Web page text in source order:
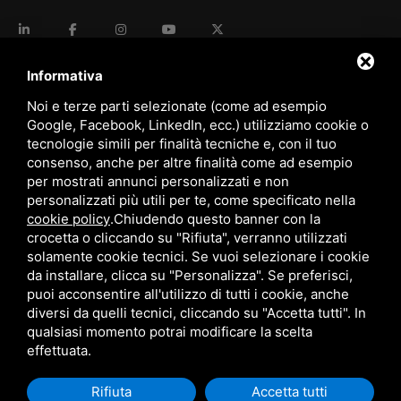
language ITALIANO
download Catalogo Stima
download Politica qualità e sicurezza
Questo sito è protetto da Google reCAPTCHA v3,Privacy Policy
Terms of Service
Informativa
Noi e terze parti selezionate (come ad esempio
Google, Facebook, LinkedIn, ecc.) utilizziamo cookie o
tecnologie simili per finalità tecniche e, con il tuo
consenso, anche per altre finalità come ad esempio
per mostrati annunci personalizzati e non
personalizzati più utili per te, come specificato nella
cookie policy.Chiudendo questo banner con la
crocetta o cliccando su "Rifiuta", verranno utilizzati
solamente cookie tecnici. Se vuoi selezionare i cookie
da installare, clicca su "Personalizza". Se preferisci,
puoi acconsentire all'utilizzo di tutti i cookie, anche
diversi da quelli tecnici, cliccando su "Accetta tutti". In
qualsiasi momento potrai modificare la scelta
effettuata.
Rifiuta Accetta tutti